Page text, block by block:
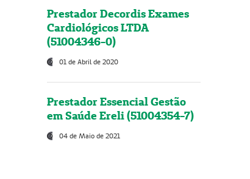
Prestador Decordis Exames
Cardiológicos LTDA
(51004346-0)
01 de Abril de 2020
Prestador Essencial Gestão
em Saúde Ereli (51004354-7)
04 de Maio de 2021